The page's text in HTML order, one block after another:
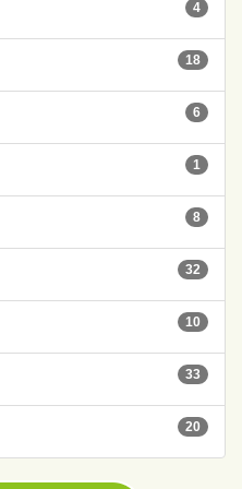
4
18
6
1
8
32
10
33
20